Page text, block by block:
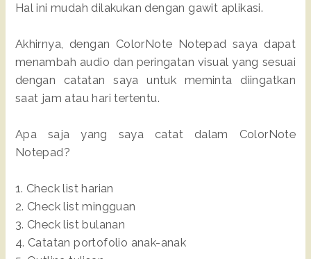
Hal ini mudah dilakukan dengan gawit aplikasi.
Akhirnya, dengan ColorNote Notepad saya dapat
menambah audio dan peringatan visual yang sesuai
dengan catatan saya untuk meminta diingatkan
saat jam atau hari tertentu.
Apa saja yang saya catat dalam ColorNote
Notepad?
1. Check list harian
2. Check list mingguan
3. Check list bulanan
4. Catatan portofolio anak-anak